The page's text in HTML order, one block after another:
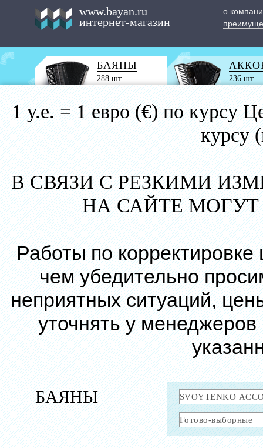
www.bayan.ru
интернет-магазин
о
БАЯНЫ
288 шт. 236 шт.
1 у.е. = 1 евро (€) по курсу
курсу
В СВЯЗИ С РЕЗКИМИ
НА САЙТЕ
Работы по
чем убедительно
неприятных ситуаций,
уточнять у
БАЯНЫ